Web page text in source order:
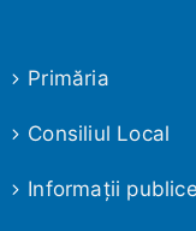
Primăria
Consiliul Local
Informaţii publice